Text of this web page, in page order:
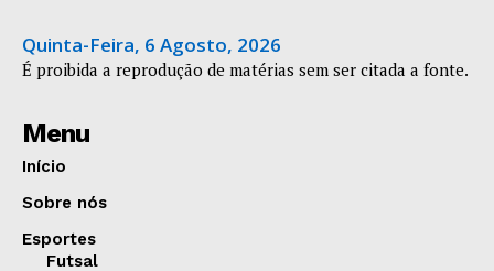
Quinta-Feira, 6 Agosto, 2026
É proibida a reprodução de matérias sem ser citada a fonte.
Menu
Início
Sobre nós
Esportes
Futsal